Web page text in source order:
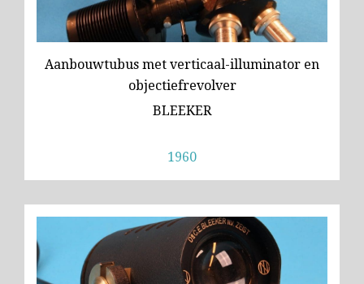
Wild
Zeiss
Aanbouwtubus met verticaal-illuminator en
objectiefrevolver
BLEEKER
1960